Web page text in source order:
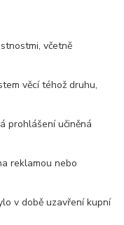
včetně
věcí téhož druhu,
prohlášení učiněná
reklamou nebo
v době uzavření kupní